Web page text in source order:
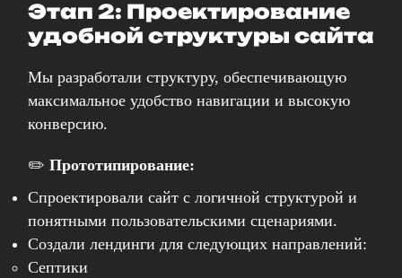
Этап 2: Проектирование
удобной структуры сайта
Мы разработали структуру, обеспечивающую
максимальное удобство навигации и высокую
конверсию.
✏️ Прототипирование:
Спроектировали сайт с логичной структурой и
понятными пользовательскими сценариями.
Создали лендинги для следующих направлений:
Септики